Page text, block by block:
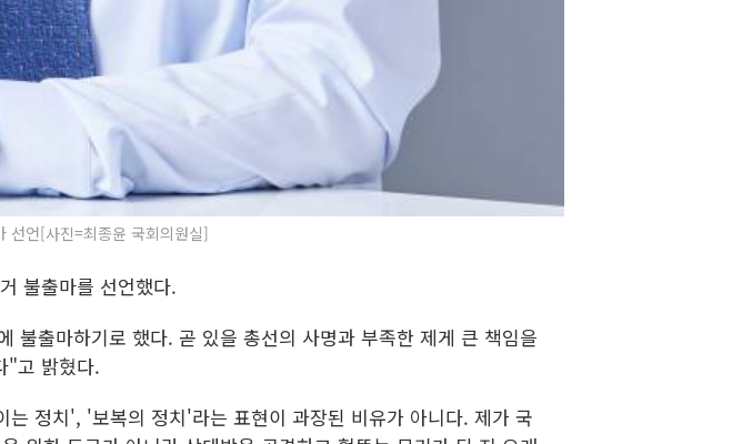
선언[사진=최종윤 국회의원실]
불출마를 선언했다.
불출마하기로 했다. 곧 있을 총선의 사명과 부족한 제게 큰 책임을
"고 밝혔다.
정치', '보복의 정치'라는 표현이 과장된 비유가 아니다. 제가 국